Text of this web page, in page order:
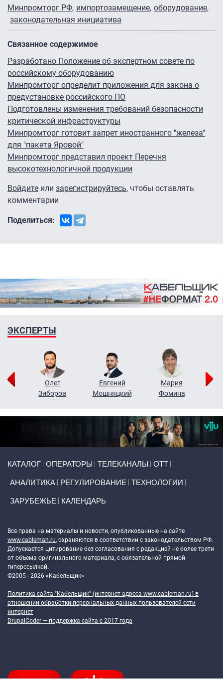
Минпромторг РФ импортозамещение оборудование
законодательная инициатива
Связанное содержимое
Разработано Положение об экспертном совете по
российскому оборудованию
Минпромторг определит приложения для закона о
предустановке российского ПО
Подготовлены изменения требований безопасности
критической инфраструктуры
Минпромторг готовит запрет иностранного "железа"
для "пакета Яровой"
Минпромторг представил проект Перечня
высокотехнологичной продукции
Войдите или зарегистрируйтесь, чтобы оставлять
комментарии
Поделиться:
ЭКСПЕРТЫ
Олег
Зиборов
Евгений
Мошняцкий
Мария
Фомина
КАТАЛОГ ОПЕРАТОРЫ ТЕЛЕКАНАЛЫ ОТТ
АНАЛИТИКА РЕГУЛИРОВАНИЕ ТЕХНОЛОГИИ
ЗАРУБЕЖЬЕ КАЛЕНДАРЬ
Все права на материалы и новости, опубликованные на сайте
www.cableman.ru, охраняются в соответствии с законодательством РФ.
Допускается цитирование без согласования с редакцией не более трети
от объема оригинального материала, с обязательной прямой
гиперссылкой.
©2005 - 2026 «Кабельщик»
Политика сайта "Кабельщик" (интернет-адреса www.cableman.ru) в
отношении обработки персональных данных пользователей сети
интернет
DrupalCoder — поддержка сайта c 2017 года